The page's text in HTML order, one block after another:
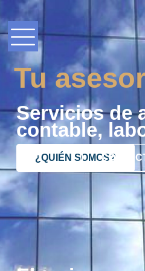
Tu
Servicios de
contable,
¿QUIÉN SOMOS?